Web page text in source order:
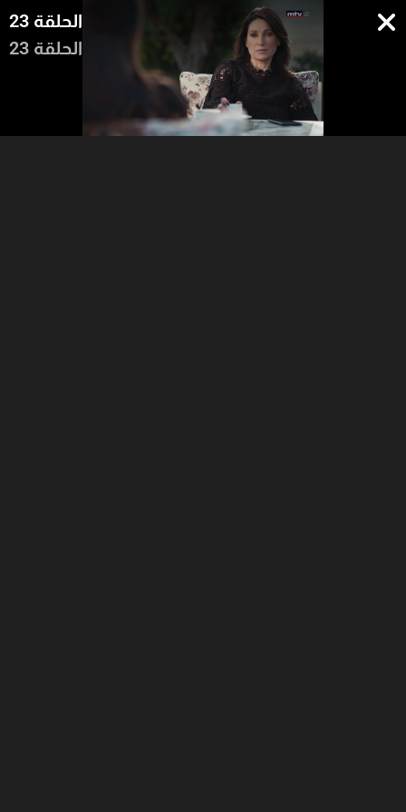
الحلقة 23
الحلقة 23